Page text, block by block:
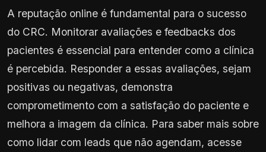
A reputação online é fundamental para o sucesso
do CRC. Monitorar avaliações e feedbacks dos
pacientes é essencial para entender como a clínica
é percebida. Responder a essas avaliações, sejam
positivas ou negativas, demonstra
comprometimento com a satisfação do paciente e
melhora a imagem da clínica. Para saber mais sobre
como lidar com leads que não agendam, acesse